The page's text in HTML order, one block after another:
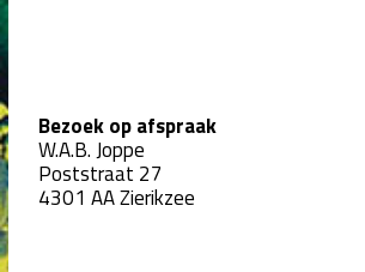
Bezoek op afspraak
W.A.B. Joppe
Poststraat 27
4301 AA Zierikzee